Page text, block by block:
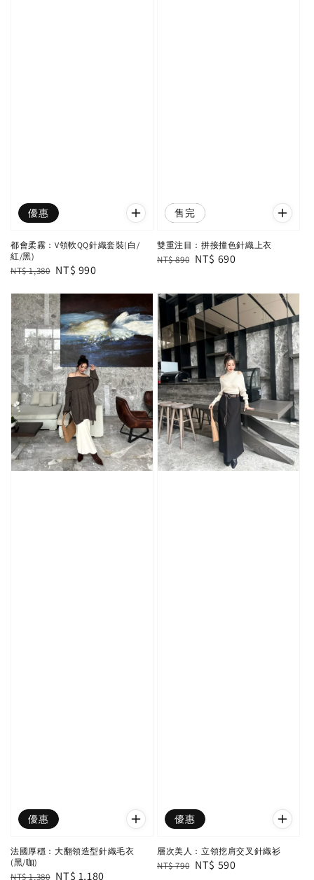
優惠
都會柔霧：V領軟QQ針織套裝(白/
紅/黑)
Regular
NT$ 1,380 Sale
NT$ 990
優惠
售完
雙重注目：拼接撞色針織上衣
Regular
NT$ 890 Sale
NT$ 690
優惠
法國厚穩：大翻領造型針織毛衣
(黑/咖)
Regular
NT$ 1,380 Sale
NT$ 1,180
優惠
層次美人：立領挖肩交叉針織衫
Regular
NT$ 790 Sale
NT$ 590